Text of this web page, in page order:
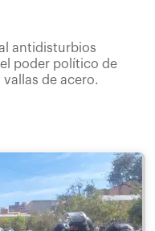
antidisturbios
poder político de
de acero.